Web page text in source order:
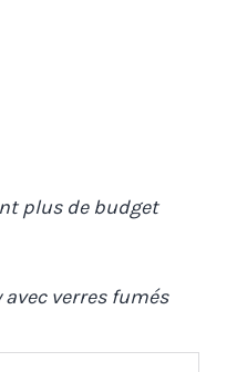
plus de budget
verres fumés